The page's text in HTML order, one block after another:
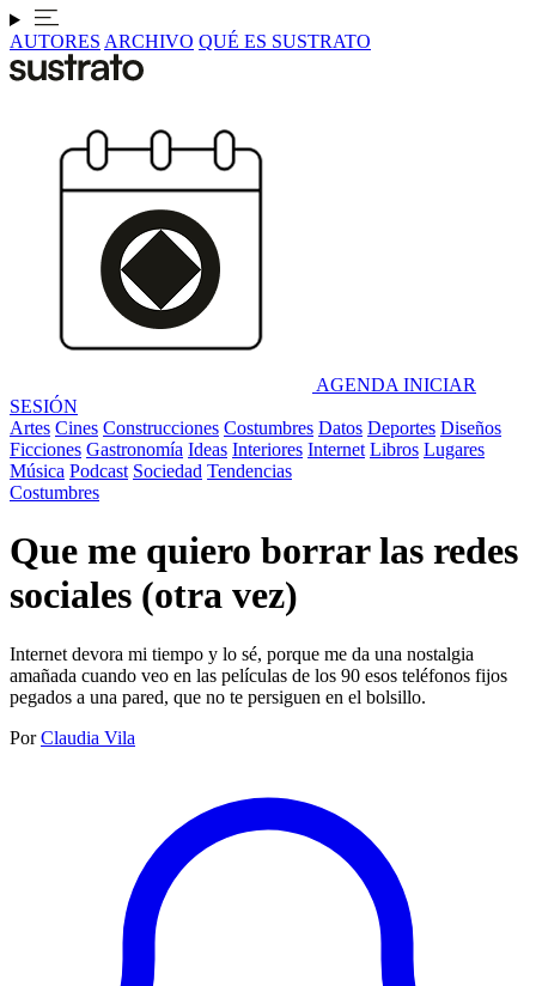
AUTORES ARCHIVO QUÉ ES SUSTRATO
AGENDA INICIAR
SESIÓN
Artes Cines Construcciones Costumbres Datos Deportes Diseños
Ficciones Gastronomía Ideas Interiores Internet Libros Lugares
Música Podcast Sociedad Tendencias
Costumbres
Que me quiero borrar las redes
sociales (otra vez)
Internet devora mi tiempo y lo sé, porque me da una nostalgia
amañada cuando veo en las películas de los 90 esos teléfonos fijos
pegados a una pared, que no te persiguen en el bolsillo.
Por Claudia Vila